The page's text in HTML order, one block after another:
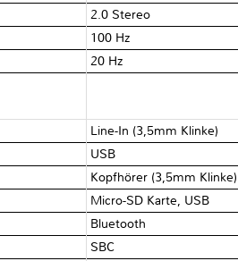
2.0 Stereo
100 Hz
20 Hz
Line-In (3,5mm Klinke)
USB
Kopfhörer (3,5mm Klinke)
Micro-SD Karte, USB
Bluetooth
SBC